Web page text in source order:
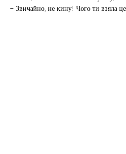
– Звичайно, не кину! Чого ти взяла